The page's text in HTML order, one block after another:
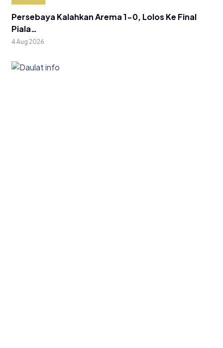
Persebaya Kalahkan Arema 1-0, Lolos Ke Final
Piala…
4 Aug 2026